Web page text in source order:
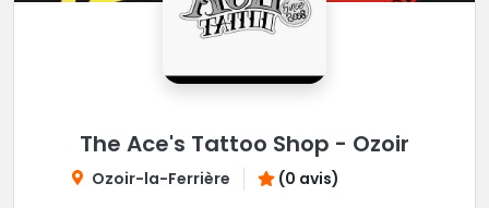
The Ace's Tattoo Shop - Ozoir
Ozoir-la-Ferrière (0 avis)